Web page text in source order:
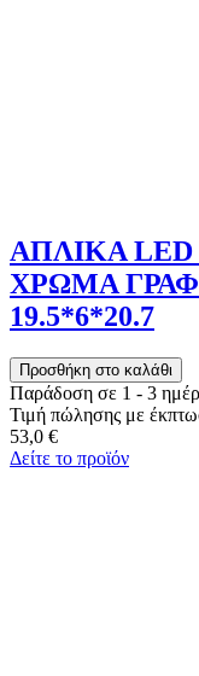
ΑΠΛΙΚΑ
ΧΡΩΜΑ
19.5*6*20.7
Παράδοση σε 1 - 3
Τιμή πώλησης με
53,0 €
Δείτε το προϊόν